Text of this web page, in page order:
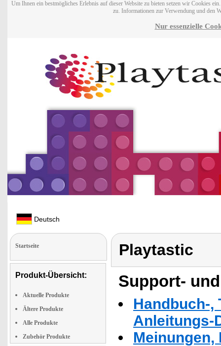
Um Ihnen ein bestmögliches Erlebnis auf dieser Website zu bieten setzen wir Cookies
zu. Informationen zur Verwendung und den
Nur essenzielle
Deutsch
Startseite
Produkt-Übersicht:
Aktuelle Produkte
Ältere Produkte
Alle Produkte
Zubehör Produkte
Playtastic
Support-
Handbuch-,
Anleitungs-